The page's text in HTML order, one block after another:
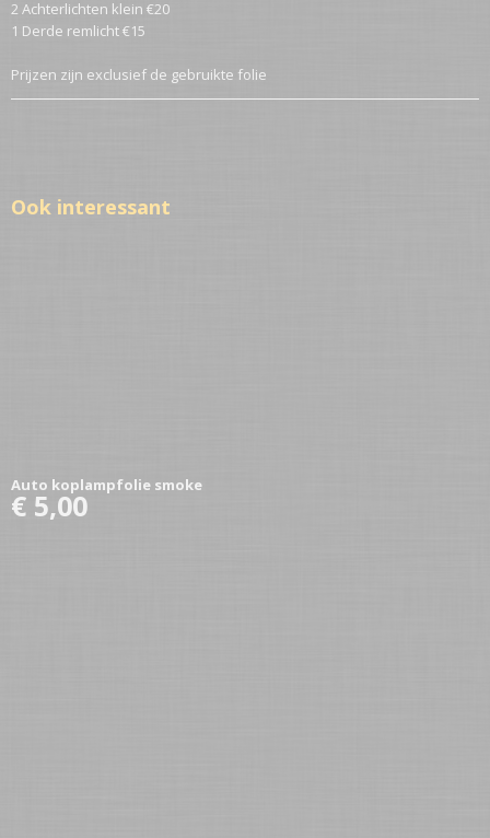
2 Achterlichten klein €20
1 Derde remlicht €15
Prijzen zijn exclusief de gebruikte folie
Ook interessant
Auto koplampfolie smoke
€ 5,00